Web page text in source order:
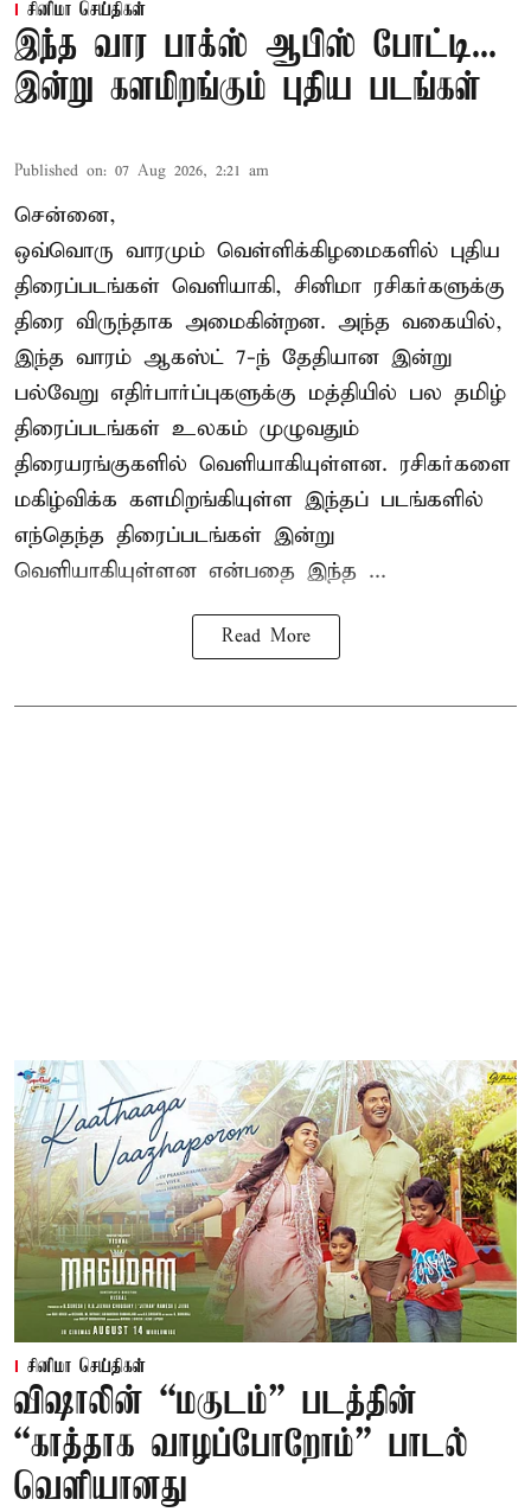
சினிமா செய்திகள்
இந்த வார பாக்ஸ் ஆபிஸ் போட்டி...
இன்று களமிறங்கும் புதிய படங்கள்
Published on: 07 Aug 2026, 2:21 am
சென்னை,
ஒவ்வொரு வாரமும் வெள்ளிக்கிழமைகளில் புதிய
திரைப்படங்கள் வெளியாகி, சினிமா ரசிகர்களுக்கு
திரை விருந்தாக அமைகின்றன. அந்த வகையில்,
இந்த வாரம் ஆகஸ்ட் 7-ந் தேதியான இன்று
பல்வேறு எதிர்பார்ப்புகளுக்கு மத்தியில் பல தமிழ்
திரைப்படங்கள் உலகம் முழுவதும்
திரையரங்குகளில் வெளியாகியுள்ளன. ரசிகர்களை
மகிழ்விக்க களமிறங்கியுள்ள இந்தப் படங்களில்
எந்தெந்த திரைப்படங்கள் இன்று
வெளியாகியுள்ளன என்பதை இந்த ...
Read More
சினிமா செய்திகள்
விஷாலின் “மகுடம்” படத்தின்
“காத்தாக வாழப்போறோம்” பாடல்
வெளியானது